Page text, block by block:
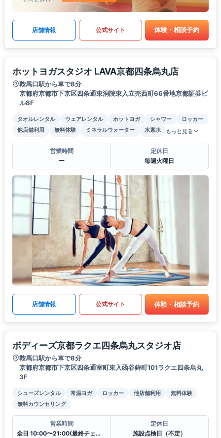
店舗情報 公式サイト 体験・相談予約
ホットヨガスタジオ LAVA京都四条烏丸店
鞍馬口駅から車で8分
京都府京都市下京区四条通東洞院東入立売西町66番地京都証券ビ
ル8F
タオルレンタル ウェアレンタル ホットヨガ シャワー
ロッカー
他店舗利用
無料体験 ミネラルウォーター 水素水 もっと見る
営業時間
ー
定休日
毎週火曜日
店舗情報 公式サイト 体験・相談予約
ボディーズ京都ラクエ四条烏丸スタジオ店
鞍馬口駅から車で8分
京都府京都市下京区四条通室町東入函谷鉾町101ラクエ四条烏丸
3F
シューズレンタル 常温ヨガ ロッカー 他店舗利用
無料体験
無料カウンセリング
営業時間
全日 10:00〜21:00(最終チェックイン20:30)
定休日
施設点検日（不定）